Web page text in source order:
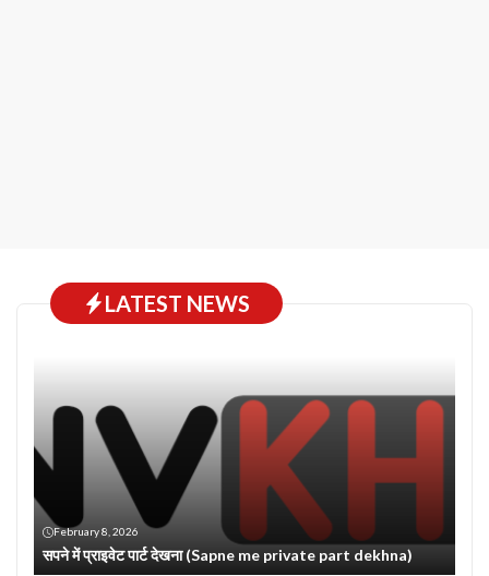
LATEST NEWS
February 8, 2026
सपने में प्राइवेट पार्ट देखना (Sapne me private part dekhna)